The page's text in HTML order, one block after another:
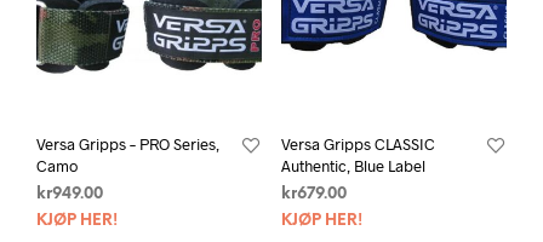
Versa Gripps – PRO Series,
Camo
kr949.00
KJØP HER!
Versa Gripps CLASSIC
Authentic, Blue Label
kr679.00
KJØP HER!